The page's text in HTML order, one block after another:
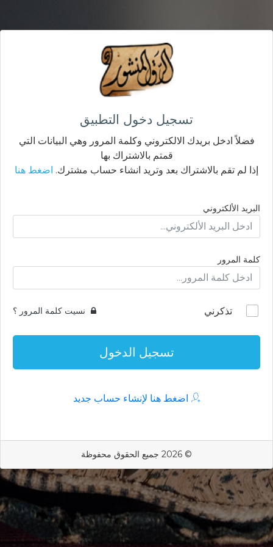
تسجيل دخول التطبيق
فضلاً ادخل بريدك الالكتروني وكلمة المرور وهي البيانات التي
قمتم بالاشتراك بها
إذا لم تقم بالاشتراك بعد وتريد انشاء حساب مشترك. اضغط هنا
البريد الألكتروني
كلمة المرور
تذكرني نسيت كلمة المرور ؟
تسجيل الدخول
اضغط هنا لإنشاء حساب جديد
© 2026 جميع الحقوق محفوظة